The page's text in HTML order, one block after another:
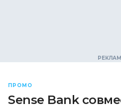
ПРОМО
Sense Bank